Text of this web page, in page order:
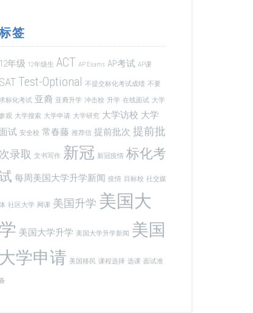
签
12年级 12年级生 ACT AP Exams AP考试 AP课
SAT Test-Optional 不提交标化考试成绩 不要
标化考试 亚裔 亚裔升学 冲击校 升学 在线面试 大学
观 大学搜索 大学申请 大学研究 大学访校 大学
试 安全校 常春藤 推荐信 提前批次 提前批
次录取 文书写作 新冠 新冠疫情 标化考
每周美国大学升学新闻 疫情 目标校 社交媒
社区大学 网课 美国升学 美国大
学 美国大学升学 美国大学升学新闻 美国
大学申请 美国移民 课程选择 选课 面试准